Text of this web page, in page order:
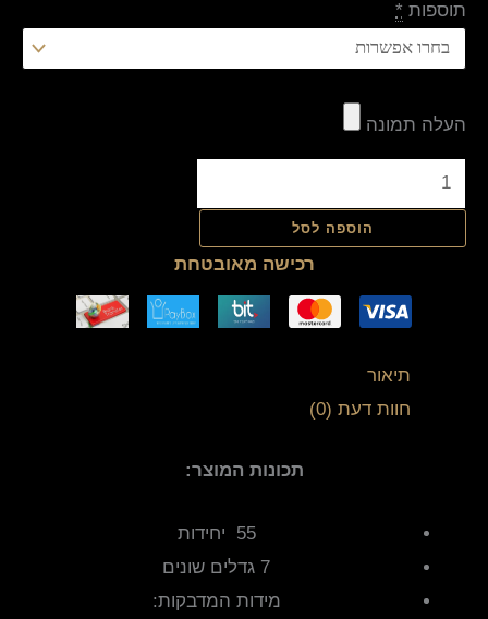
תוספות *
העלה תמונה
הוספה לסל
רכישה מאובטחת
תיאור
חוות דעת (0)
תכונות המוצר:
55 יחידות
7 גדלים שונים
מידות המדבקות: